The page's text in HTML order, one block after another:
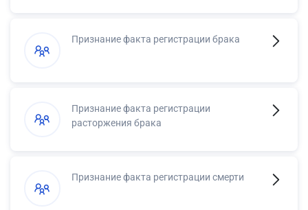
Признание факта регистрации брака
Признание факта регистрации
расторжения брака
Признание факта регистрации смерти